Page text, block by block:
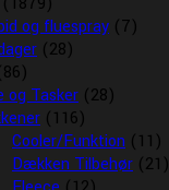
og fluespray (7)
(28)
og Tasker (28)
(116)
Cooler/Funktion (11)
Dækken Tilbehør (21)